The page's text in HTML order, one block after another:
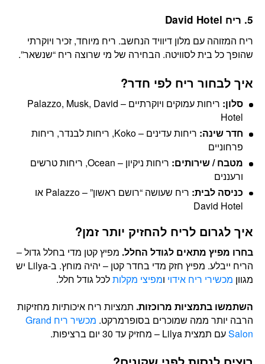
5. ריח David Hotel
ריח המזוהה עם מלון דיוויד הנחשב. ריח מיוחד, זכיר ויוקרתי
שהופך כל בית לסוויטה. הבחירה של מי שרוצה ריח “שנשאר”.
איך לבחור ריח לפי חדר?
סלון:
ריחות עמוקים ויוקרתיים – Palazzo, Musk, David
Hotel
חדר שינה:
ריחות עדינים – Koko, ריחות לבנדר, ריחות
פרחוניים
מטבח / שירותים:
ריחות ניקיון – Ocean, ריחות טרשים
ורעננים
כניסה לבית:
ריח שעושה “רושם ראשון” – Palazzo או
David Hotel
איך לגרום לריח להחזיק יותר זמן?
בחרו מפיץ מתאים לגודל החלל. מפיץ קטן מדי בחלל גדול –
הריח ייבלע. מפיץ חזק מדי בחדר קטן – יהיה מוחץ. ב-Lilya יש
מגוון מכשירי ריח אידוי ומפיצי מקלותלכל גודל חלל.
השתמשו בתמציות מרוכזות. תמציות ריח איכותיות מחזיקות
הרבה יותר ממה שמוכרים בסופרמרקט.
מכשיר ריח Grand
Salonעם תמצית Lilya – מחזיק עד 30 יום ברציפות.